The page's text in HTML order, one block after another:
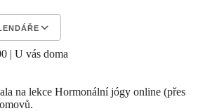
Office 365Outlook Live
| U vás doma
na lekce Hormonální jógy online (přes